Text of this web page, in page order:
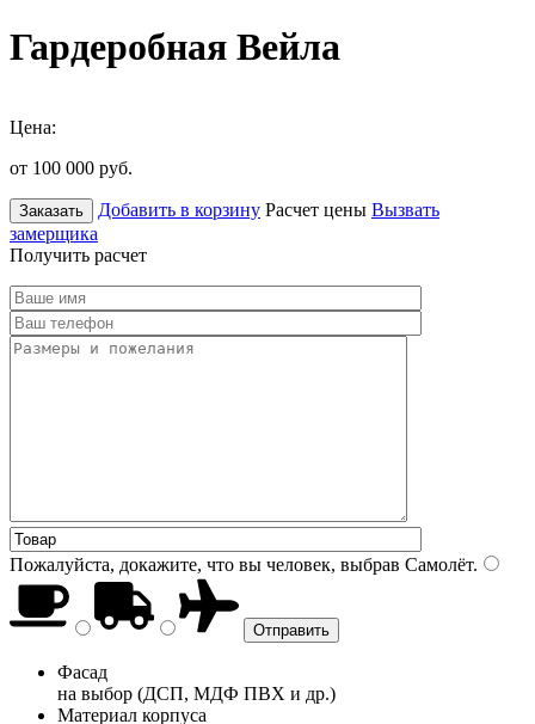
Гардеробная Вейла
Цена:
от 100 000 руб.
Заказать Добавить в корзину Расчет цены Вызвать
замерщика
Получить расчет
Пожалуйста, докажите, что вы человек, выбрав Самолёт.
Фасад
на выбор (ДСП, МДФ ПВХ и др.)
Материал корпуса